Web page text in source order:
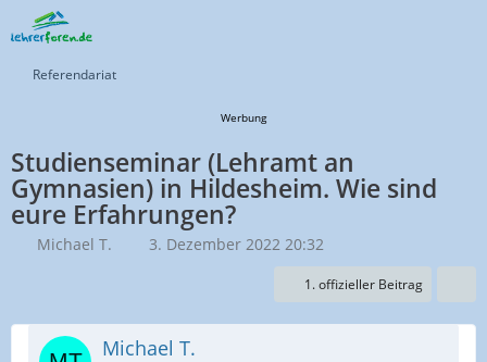
Referendariat
Werbung
Studienseminar (Lehramt an
Gymnasien) in Hildesheim. Wie sind
eure Erfahrungen?
Michael T. 3. Dezember 2022 20:32
1. offizieller Beitrag
Michael T.